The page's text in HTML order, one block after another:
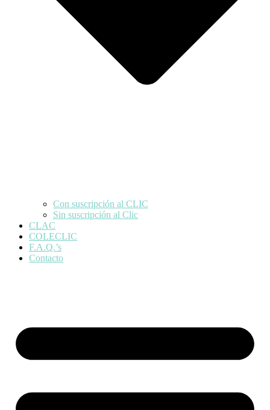
Con suscripción al CLIC
Sin suscripción al Clic
CLAC
COLECLIC
F.A.Q.’s
Contacto